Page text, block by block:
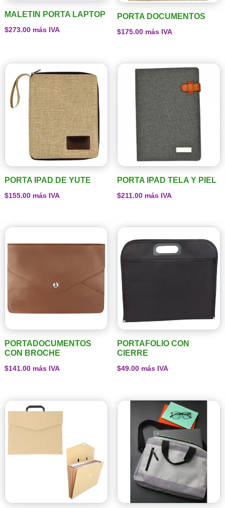
MALETIN PORTA LAPTOP
$273.00más IVA
PORTA DOCUMENTOS
$175.00más IVA
PORTA IPAD DE YUTE
$155.00más IVA
PORTA IPAD TELA Y PIEL
$211.00más IVA
PORTADOCUMENTOS
CON BROCHE
$141.00más IVA
PORTAFOLIO CON
CIERRE
$49.00más IVA